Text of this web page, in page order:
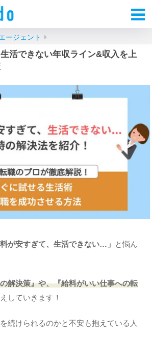
ージェント
活できない年収ライン&収入を上
料が安すぎて、生活できない…」
と悩ん
解決策』や、『給料がいい仕事への転
していきます！
続けられるのかと不安も抱えている人